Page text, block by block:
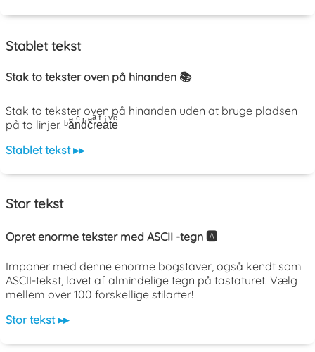
Stablet tekst
Stak to tekster oven på hinanden 📚
Stak to tekster oven på hinanden uden at bruge pladsen
på to linjer. ᵇaͤnͨdͬcͤrͣeͭaͥtͮeͤ
Stablet tekst ▸▸
Stor tekst
Opret enorme tekster med ASCII -tegn 🅰️
Imponer med denne enorme bogstaver, også kendt som
ASCII-tekst, lavet af almindelige tegn på tastaturet. Vælg
mellem over 100 forskellige stilarter!
Stor tekst ▸▸